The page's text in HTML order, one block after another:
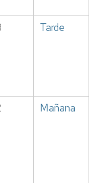
Tarde
Mañana